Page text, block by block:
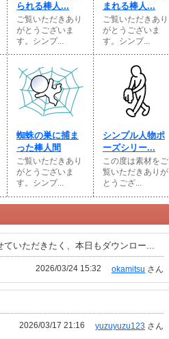
られる棒人...
ご覧いただきあり
がとうございま
す。シンプ...
まれる棒人...
ご覧いただきあり
がとうございま
す。シンプ...
蜘蛛の巣に捕ま
った棒人間
ご覧いただきあり
がとうございま
す。シンプ...
シンプル人物ポ
ーズシリー...
この度は素材をご
覧いただきありが
とうござ...
いただきたく、本日もダウンロー...
okamitsu さん
2026/03/24 15:32
yuzuyuzu123 さん
2026/03/17 21:16